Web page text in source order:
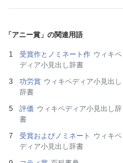
「アニー賞」の関連用語
受賞作とノミネート作 ウィキペ
ディア小見出し辞書
功労賞 ウィキペディア小見出し
辞書
評価 ウィキペディア小見出し辞
書
受賞およびノミネート
ウィキペ
ディア小見出し辞書